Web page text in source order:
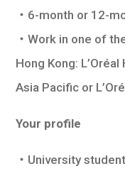
・6-month or 12-
・Work in one of
Hong Kong:
Asia Pacific or
Your profile
・University